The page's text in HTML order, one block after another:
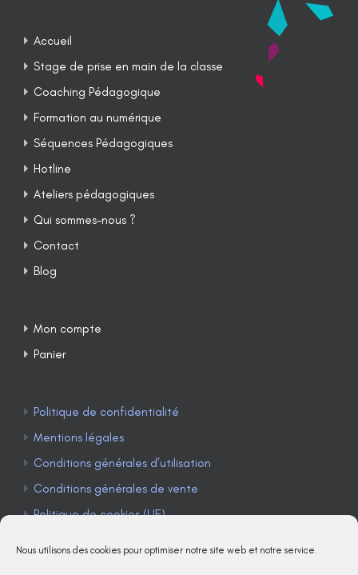
Nous utilisons des cookies pour optimiser notre site web et notre service.
Accueil
Stage de prise en main de la classe
Coaching Pédagogique
Formation au numérique
Séquences Pédagogiques
Hotline
Ateliers pédagogiques
Qui sommes-nous ?
Contact
Blog
Mon compte
Panier
Politique de confidentialité
Mentions légales
Conditions générales d’utilisation
Conditions générales de vente
Politique de cookies (UE)